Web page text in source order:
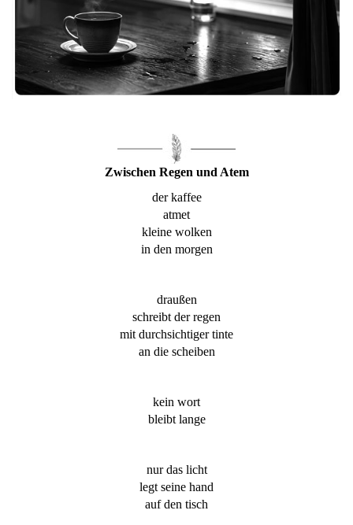
Zwischen Regen und Atem
der kaffee
atmet
kleine wolken
in den morgen
draußen
schreibt der regen
mit durchsichtiger tinte
an die scheiben
kein wort
bleibt lange
nur das licht
legt seine hand
auf den tisch